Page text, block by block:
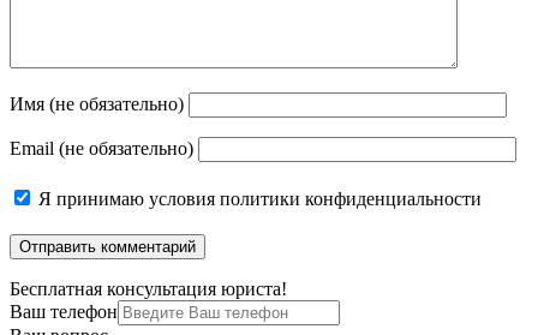
Имя (не обязательно)
Email (не обязательно)
Я принимаю условия политики конфиденциальности
Бесплатная консультация юриста!
Ваш телефон